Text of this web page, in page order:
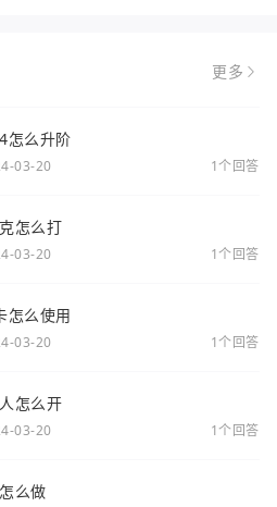
更多
怎么升阶
03-20 1个回答
怎么打
03-20 1个回答
怎么使用
03-20 1个回答
怎么开
03-20 1个回答
么做